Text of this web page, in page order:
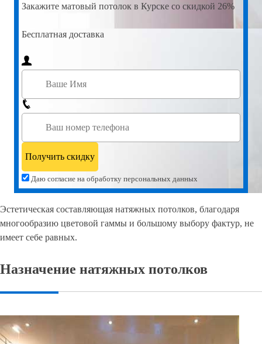
Закажите матовый потолок в Курске со скидкой 26%
Бесплатная доставка
Даю согласие на обработку персональных данных
Эстетическая составляющая натяжных потолков, благодаря
многообразию цветовой гаммы и большому выбору фактур, не
имеет себе равных.
Назначение натяжных потолков